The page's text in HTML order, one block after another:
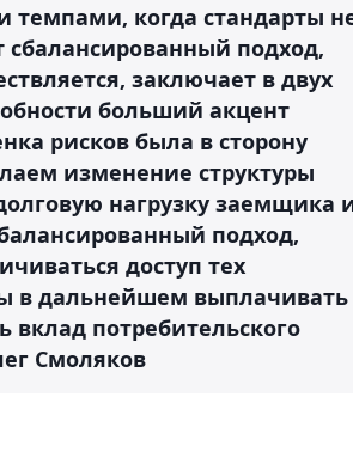
темпами, когда стандарты
сбалансированный подход,
заключает в двух
больший акцент
рисков была в сторону
изменение структуры
нагрузку заемщика
подход,
доступ тех
в дальнейшем выплачивать
потребительского
Смоляков